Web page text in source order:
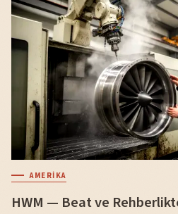
AMERIKA
HWM — Beat ve